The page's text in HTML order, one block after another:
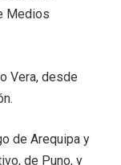
Medios
Vera, desde
de Arequipa y
de Puno, y